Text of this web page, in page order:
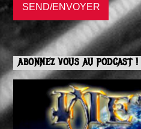
ABONNEZ VOUS AU PODCAST !